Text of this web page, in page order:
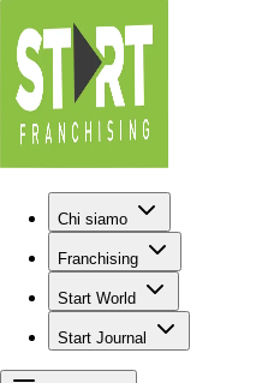
Chi siamo
Franchising
Start World
Start Journal